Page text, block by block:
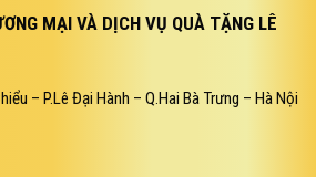
MẠI VÀ DỊCH VỤ QUÀ TẶNG LÊ
– P.Lê Đại Hành – Q.Hai Bà Trưng – Hà Nội